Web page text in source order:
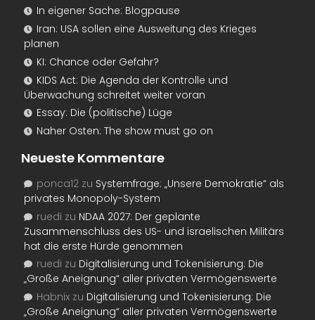
In eigener Sache: Blogpause
Iran: USA sollen eine Ausweitung des Krieges
planen
KI: Chance oder Gefahr?
KIDS Act: Die Agenda der Kontrolle und
Überwachung schreitet weiter voran
Essay: Die (politische) Lüge
Naher Osten: The show must go on
Neueste Kommentare
ponca12 zu Systemfrage: „Unsere Demokratie“ als
privates Monopoly-System
ruedi zu NDAA 2027: Der geplante
Zusammenschluss des US- und israelischen Militärs
hat die erste Hürde genommen
ruedi zu Digitalisierung und Tokenisierung: Die
„Große Aneignung“ aller privaten Vermögenswerte
Habnix zu Digitalisierung und Tokenisierung: Die
„Große Aneignung“ aller privaten Vermögenswerte